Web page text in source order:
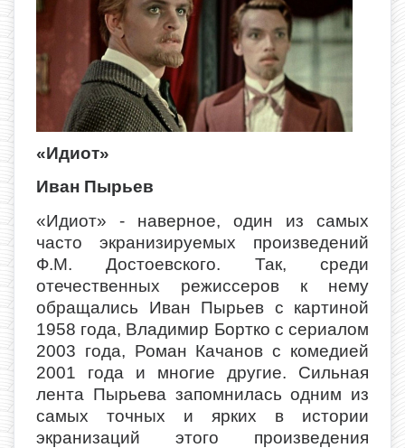
«Идиот»
Иван Пырьев
«Идиот» - наверное, один из самых
часто экранизируемых произведений
Ф.М. Достоевского. Так, среди
отечественных режиссеров к нему
обращались Иван Пырьев с картиной
1958 года, Владимир Бортко с сериалом
2003 года, Роман Качанов с комедией
2001 года и многие другие. Сильная
лента Пырьева запомнилась одним из
самых точных и ярких в истории
экранизаций этого произведения